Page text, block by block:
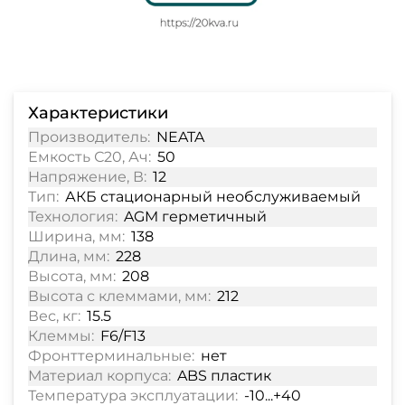
Характеристики
Производитель: NEATA
Емкость С20, Ач: 50
Напряжение, В: 12
Тип: АКБ стационарный необслуживаемый
Технология: AGM герметичный
Ширина, мм: 138
Длина, мм: 228
Высота, мм: 208
Высота с клеммами, мм: 212
Вес, кг: 15.5
Клеммы: F6/F13
Фронттерминальные: нет
Материал корпуса: ABS пластик
Температура эксплуатации: -10...+40